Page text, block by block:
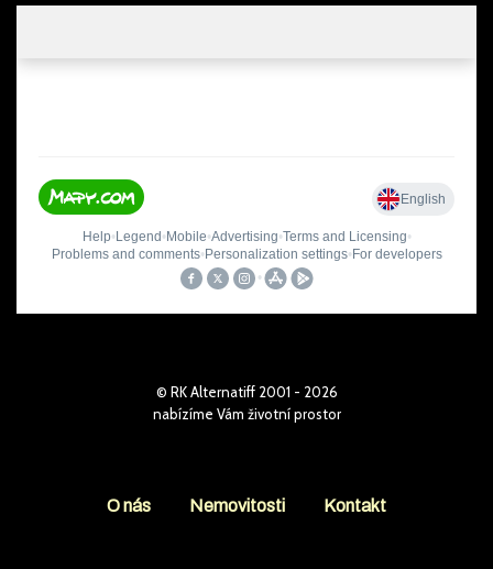
© RK Alternatiff 2001 - 2026
nabízíme Vám životní prostor
O nás Nemovitosti Kontakt